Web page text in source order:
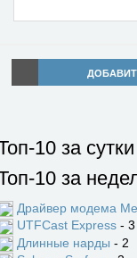
10 за сутки
10 за
Драйвер модема
UTFCast Express - 3
Длинные нарды - 2